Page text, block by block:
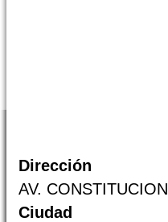
Dirección
AV. CONSTITUCION
Ciudad